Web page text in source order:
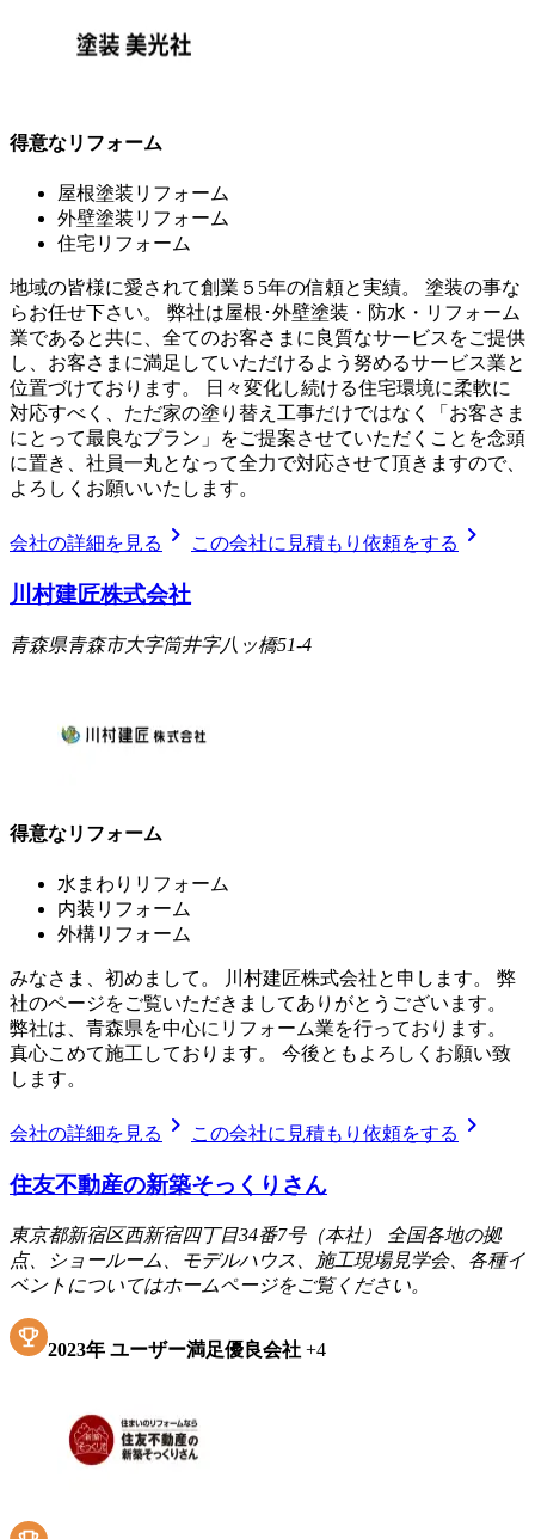
得意なリフォーム
屋根塗装リフォーム
外壁塗装リフォーム
住宅リフォーム
地域の皆様に愛されて創業５5年の信頼と実績。 塗装の事な
らお任せ下さい。 弊社は屋根･外壁塗装・防水・リフォーム
業であると共に、全てのお客さまに良質なサービスをご提供
し、お客さまに満足していただけるよう努めるサービス業と
位置づけております。 日々変化し続ける住宅環境に柔軟に
対応すべく、ただ家の塗り替え工事だけではなく「お客さま
にとって最良なプラン」をご提案させていただくことを念頭
に置き、社員一丸となって全力で対応させて頂きますので、
よろしくお願いいたします。
会社の詳細を見る chevron_right この会社に見積もり依頼をする chevron_right
川村建匠株式会社
青森県青森市大字筒井字八ッ橋51-4
得意なリフォーム
水まわりリフォーム
内装リフォーム
外構リフォーム
みなさま、初めまして。 川村建匠株式会社と申します。 弊
社のページをご覧いただきましてありがとうございます。
弊社は、青森県を中心にリフォーム業を行っております。
真心こめて施工しております。 今後ともよろしくお願い致
します。
会社の詳細を見る chevron_right この会社に見積もり依頼をする chevron_right
住友不動産の新築そっくりさん
東京都新宿区西新宿四丁目34番7号（本社） 全国各地の拠
点、ショールーム、モデルハウス、施工現場見学会、各種イ
ベントについてはホームページをご覧ください。
2023年 ユーザー満足優良会社 +4